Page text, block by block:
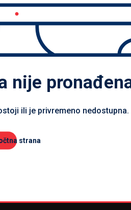
nije
ili je privremeno nedostupna.
strana